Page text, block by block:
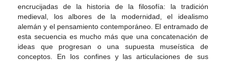
encrucijadas de la historia de la filosofía: la tradición
medieval, los albores de la modernidad, el idealismo
alemán y el pensamiento contemporáneo. El entramado de
esta secuencia es mucho más que una concatenación de
ideas que progresan o una supuesta museística de
conceptos. En los confines y las articulaciones de sus